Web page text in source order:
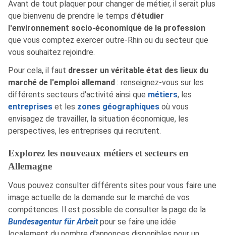
Avant de tout plaquer pour changer de métier, il serait plus
que bienvenu de prendre le temps d'étudier
l'environnement socio-économique de la profession
que vous comptez exercer outre-Rhin ou du secteur que
vous souhaitez rejoindre.
Pour cela, il faut dresser un véritable état des lieux du
marché de l'emploi allemand : renseignez-vous sur les
différents secteurs d'activité ainsi que métiers, les
entreprises et les zones géographiques où vous
envisagez de travailler, la situation économique, les
perspectives, les entreprises qui recrutent.
Explorez les nouveaux métiers et secteurs en
Allemagne
Vous pouvez consulter différents sites pour vous faire une
image actuelle de la demande sur le marché de vos
compétences. Il est possible de consulter la page de la
Bundesagentur für Arbeitpour se faire une idée